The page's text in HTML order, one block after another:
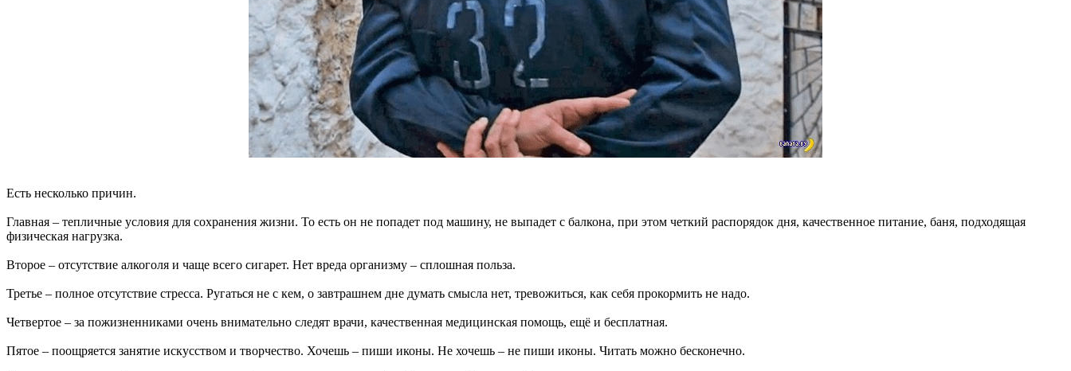
Есть несколько причин.
Главная – тепличные условия для сохранения жизни. То есть он не попадет под машину, не выпадет с балкона, при этом четкий распорядок дня, качественное питание, баня, подходящая
физическая нагрузка.
Второе – отсутствие алкоголя и чаще всего сигарет. Нет вреда организму – сплошная польза.
Третье – полное отсутствие стресса. Ругаться не с кем, о завтрашнем дне думать смысла нет, тревожиться, как себя прокормить не надо.
Четвертое – за пожизненниками очень внимательно следят врачи, качественная медицинская помощь, ещё и бесплатная.
Пятое – поощряется занятие искусством и творчество. Хочешь – пиши иконы. Не хочешь – не пиши иконы. Читать можно бесконечно.